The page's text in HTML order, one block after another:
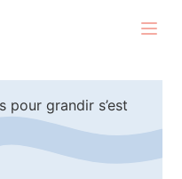
pour grandir s’est